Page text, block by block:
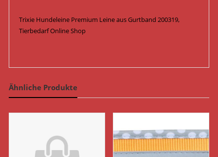
Trixie Hundeleine Premium Leine aus Gurtband 200319,
Tierbedarf Online Shop
Ähnliche Produkte